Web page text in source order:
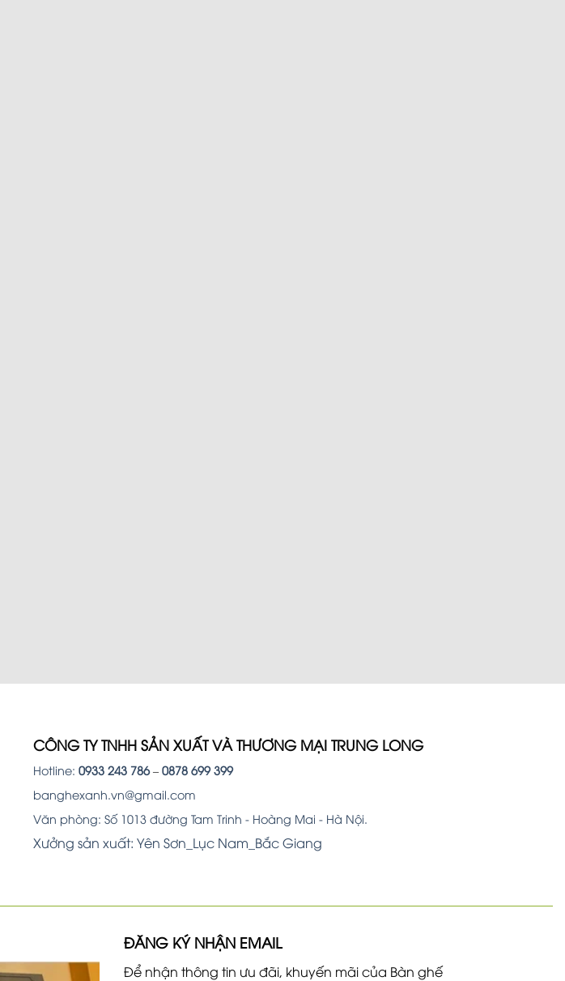
CÔNG TY TNHH SẢN XUẤT VÀ THƯƠNG MẠI TRUNG LONG
Hotline: 0933 243 786– 0878 699 399
banghexanh.vn@gmail.com
Văn phòng: Số 1013 đường Tam Trinh - Hoàng Mai - Hà Nội.
Xưởng sản xuất: Yên Sơn_Lục Nam_Bắc Giang
ĐĂNG KÝ NHẬN EMAIL
Để nhận thông tin ưu đãi, khuyến mãi của Bàn ghế